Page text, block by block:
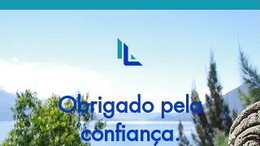
Obrigado pela
confiança.